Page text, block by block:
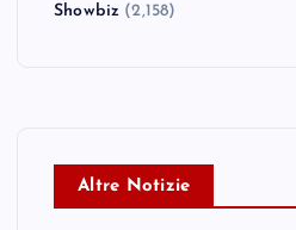
Showbiz (2,158)
Altre Notizie